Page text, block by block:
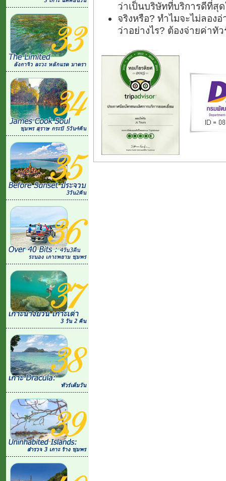
ว่าเป็นบริษัทที่บริการดีที่สุ
จริงหรือ? ทำไมจะไม่ลอง
ว่าอย่างไร? ต้องจ่ายค่าทั